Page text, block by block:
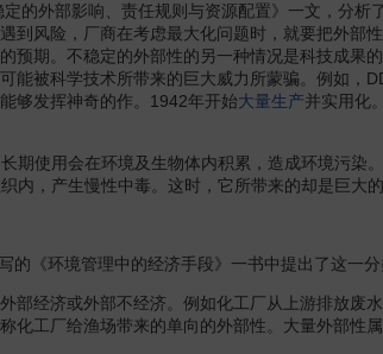
外部影响、责任规则与资源配置》一文，分析
到风险，厂商在考虑最大化问题时，就要把外部
预期。不稳定的外部性的另一种情况是科技成
能被科学技术所带来的巨大威力所蒙骗。例如
够发挥神奇的作。1942年开始大量生产并实用化
使用会在环境及生物体内积累，造成环境污染
内，产生慢性中毒。这时，它所带来的却是巨大
的《环境管理中的经济手段》一书中提出了这一分
经济或外部不经济。例如化工厂从上游排放废
化工厂给渔场带来的单向的外部性。大量外部性属